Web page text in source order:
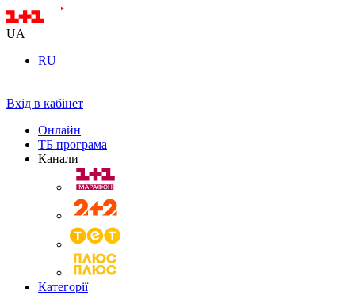
UA
RU
Вхід в кабінет
Онлайн
ТБ програма
Канали
Категорії